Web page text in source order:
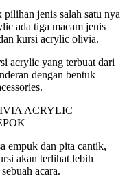
jenis salah satu nya
ada tiga macam jenis
kursi acrylic olivia.
acrylic yang terbuat dari
dengan bentuk
empuk dan pita cantik,
akan terlihat lebih
acara.